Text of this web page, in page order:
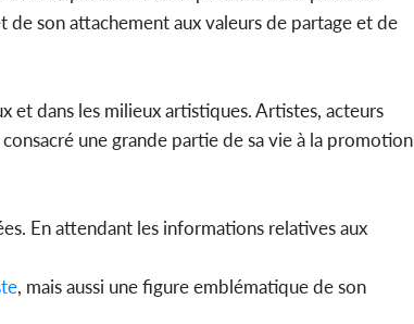
de son attachement aux valeurs de partage et de
et dans les milieux artistiques. Artistes, acteurs
une grande partie de sa vie à la promotion
En attendant les informations relatives aux
, mais aussi une figure emblématique de son